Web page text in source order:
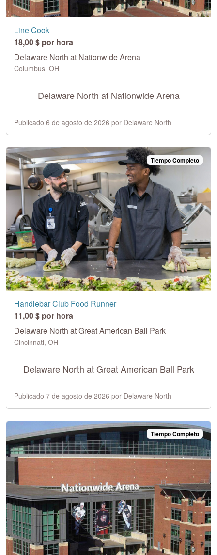
Line Cook
18,00 $ por hora
Delaware North at Nationwide Arena
Columbus, OH
Delaware North at Nationwide Arena
Publicado 6 de agosto de 2026 por Delaware North
Tiempo Completo
Handlebar Club Food Runner
11,00 $ por hora
Delaware North at Great American Ball Park
Cincinnati, OH
Delaware North at Great American Ball Park
Publicado 7 de agosto de 2026 por Delaware North
Tiempo Completo